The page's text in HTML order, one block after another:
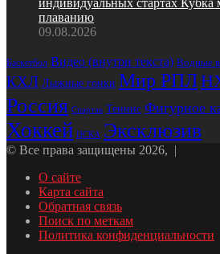
плаванию
09.08.2026
Баскетбол Видео (внутри текста) Водные
КХЛ Лыжные гонки Мир РПЛ
Россия Спартак Теннис Фигурное
Хоккей ЦСКА Эксклюзив
© Все права защищены 2026, |
О сайте
Карта сайта
Обратная связь
Поиск по меткам
Политика конфиденциальности